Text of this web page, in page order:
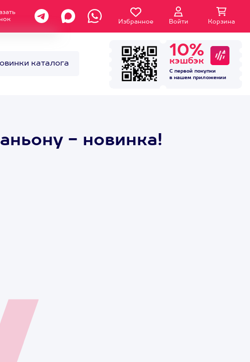
Избранное Войти Корзина
каталога
10%
кэшбэк
С первой покупки
в нашем приложении
- новинка!